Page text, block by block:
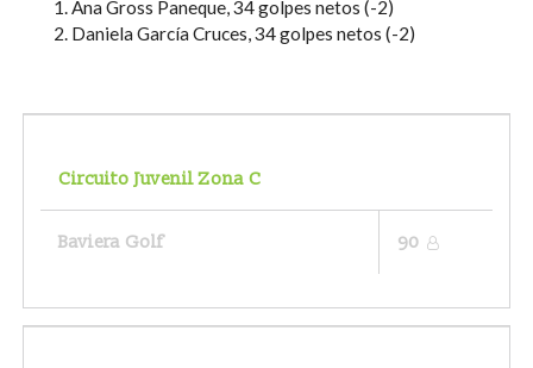
Ana Gross Paneque, 34 golpes netos (-2)
Daniela García Cruces, 34 golpes netos (-2)
Circuito Juvenil Zona C
Baviera Golf 90